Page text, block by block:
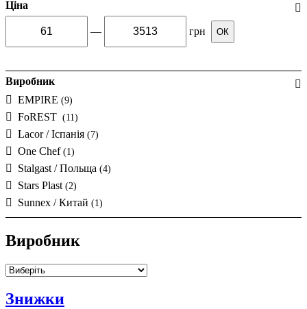
Ціна
— грн ОК
Виробник
EMPIRE (9)
FoREST (11)
Lacor / Іспанія (7)
One Chef (1)
Stalgast / Польща (4)
Stars Plast (2)
Sunnex / Китай (1)
Виробник
Знижки